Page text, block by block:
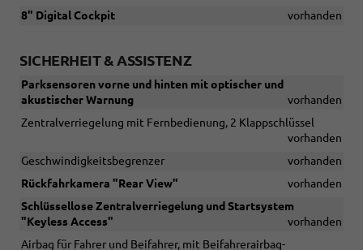
8" Digital Cockpit
vorhanden
SICHERHEIT & ASSISTENZ
Parksensoren vorne und hinten mit optischer und
akustischer Warnung
vorhanden
Zentralverriegelung mit Fernbedienung, 2 Klappschlüssel
vorhanden
Geschwindigkeitsbegrenzer
vorhanden
Rückfahrkamera "Rear View"
vorhanden
Schlüssellose Zentralverriegelung und Startsystem
"Keyless Access"
vorhanden
Airbag für Fahrer und Beifahrer, mit Beifahrerairbag-